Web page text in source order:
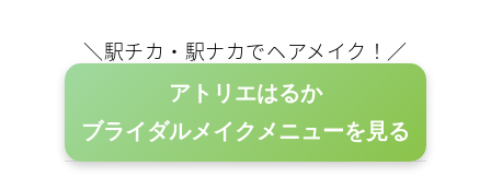
＼駅チカ・駅ナカでヘアメイク！／
アトリエはるか
ブライダルメイクメニューを見る